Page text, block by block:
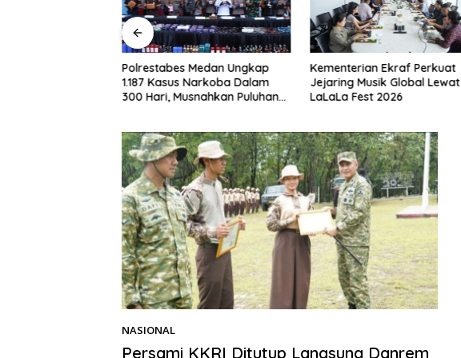
Polrestabes Medan Ungkap
1.187 Kasus Narkoba Dalam
300 Hari, Musnahkan Puluhan
Kementerian Ekraf Perkuat
Jejaring Musik Global Lewat
LaLaLa Fest 2026
NASIONAL
Persami KKRI Ditutup Langsung Danrem